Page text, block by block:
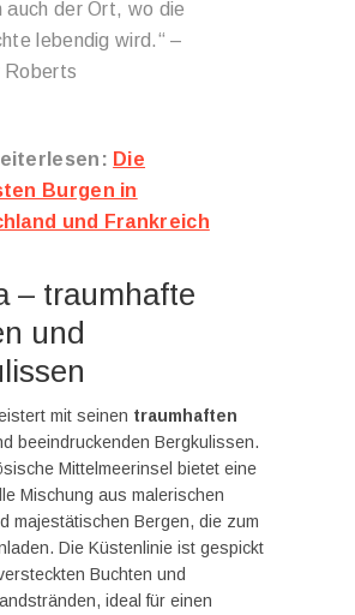
auch der Ort, wo die
lebendig wird.“ –
Roberts
Die
Burgen in
und Frankreich
– traumhafte
und
mit seinen traumhaften
beeindruckenden Bergkulissen.
Mittelmeerinsel bietet eine
Mischung aus malerischen
majestätischen Bergen, die zum
Die Küstenlinie ist gespickt
Buchten und
ideal für einen